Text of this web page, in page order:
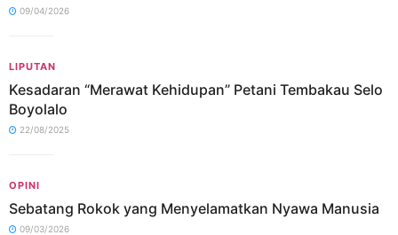
09/04/2026
LIPUTAN
Kesadaran “Merawat Kehidupan” Petani Tembakau Selo
Boyolalo
22/08/2025
OPINI
Sebatang Rokok yang Menyelamatkan Nyawa Manusia
09/03/2026